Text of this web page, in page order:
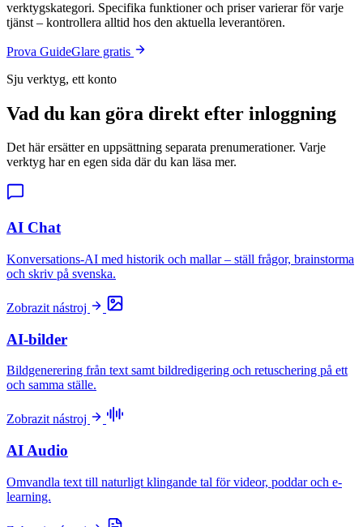
verktygskategori. Specifika funktioner och priser varierar för varje
tjänst – kontrollera alltid hos den aktuella leverantören.
Prova GuideGlare gratis
Sju verktyg, ett konto
Vad du kan göra direkt efter inloggning
Det här ersätter en uppsättning separata prenumerationer. Varje
verktyg har en egen sida där du kan läsa mer.
AI Chat
Konversations-AI med historik och mallar – ställ frågor, brainstorma
och skriv på svenska.
Zobrazit nástroj
AI-bilder
Bildgenerering från text samt bildredigering och retuschering på ett
och samma ställe.
Zobrazit nástroj
AI Audio
Omvandla text till naturligt klingande tal för videor, poddar och e-
learning.